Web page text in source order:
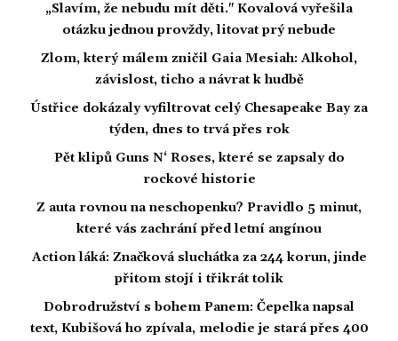
„Slavím, že nebudu mít děti." Kovalová vyřešila
otázku jednou provždy, litovat prý nebude
Zlom, který málem zničil Gaia Mesiah: Alkohol,
závislost, ticho a návrat k hudbě
Ústřice dokázaly vyfiltrovat celý Chesapeake Bay za
týden, dnes to trvá přes rok
Pět klipů Guns N‘ Roses, které se zapsaly do
rockové historie
Z auta rovnou na neschopenku? Pravidlo 5 minut,
které vás zachrání před letní angínou
Action láká: Značková sluchátka za 244 korun, jinde
přitom stojí i třikrát tolik
Dobrodružství s bohem Panem: Čepelka napsal
text, Kubišová ho zpívala, melodie je stará přes 400